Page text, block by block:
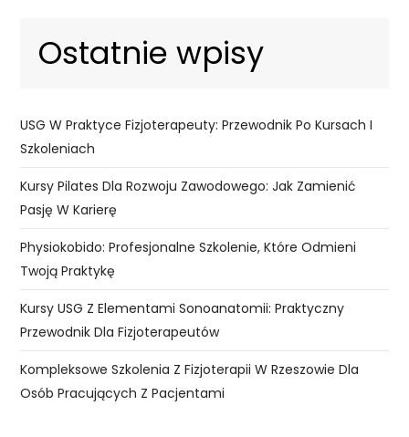
Ostatnie wpisy
USG W Praktyce Fizjoterapeuty: Przewodnik Po Kursach I
Szkoleniach
Kursy Pilates Dla Rozwoju Zawodowego: Jak Zamienić
Pasję W Karierę
Physiokobido: Profesjonalne Szkolenie, Które Odmieni
Twoją Praktykę
Kursy USG Z Elementami Sonoanatomii: Praktyczny
Przewodnik Dla Fizjoterapeutów
Kompleksowe Szkolenia Z Fizjoterapii W Rzeszowie Dla
Osób Pracujących Z Pacjentami